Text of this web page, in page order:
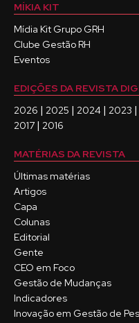
MÍKIA KIT
Mídia Kit Grupo GRH
Clube Gestão RH
Eventos
EDIÇÕES DA REVISTA
2026 | 2025 | 2024 | 2023 |
2017 | 2016
MATÉRIAS DA REVISTA
Últimas matérias
Artigos
Capa
Colunas
Editorial
Gente
CEO em Foco
Gestão de Mudanças
Indicadores
Inovação em Gestão de